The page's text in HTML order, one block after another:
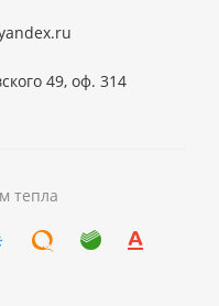
49, оф. 314
тепла